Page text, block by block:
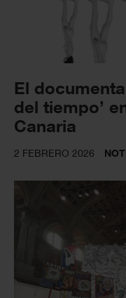
El
del tiempo’
Canaria
2 FEBRERO 2026